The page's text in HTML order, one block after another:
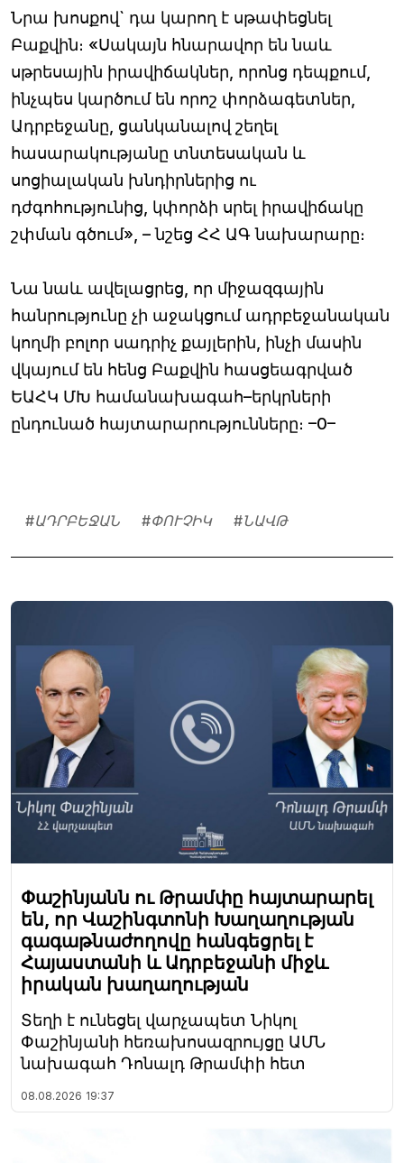
Նրա խոսքով` դա կարող է սթափեցնել
Բաքվին։ «Սակայն հնարավոր են նաև
սթրեսային իրավիճակներ, որոնց դեպքում,
ինչպես կարծում են որոշ փորձագետներ,
Ադրբեջանը, ցանկանալով շեղել
հասարակությանը տնտեսական և
սոցիալական խնդիրներից ու
դժգոհությունից, կփորձի սրել իրավիճակը
շփման գծում», – նշեց ՀՀ ԱԳ նախարարը։
Նա նաև ավելացրեց, որ միջազգային
հանրությունը չի աջակցում ադրբեջանական
կողմի բոլոր սադրիչ քայլերին, ինչի մասին
վկայում են հենց Բաքվին հասցեագրված
ԵԱՀԿ ՄԽ համանախագահ–երկրների
ընդունած հայտարարությունները։ –0–
#ԱԴՐԲԵՋԱՆ #ՓՈՒՉԻԿ #ՆԱՎԹ
Փաշինյանն ու Թրամփը հայտարարել
են, որ Վաշինգտոնի Խաղաղության
գագաթնաժողովը հանգեցրել է
Հայաստանի և Ադրբեջանի միջև
իրական խաղաղության
Տեղի է ունեցել վարչապետ Նիկոլ
Փաշինյանի հեռախոսազրույցը ԱՄՆ
նախագահ Դոնալդ Թրամփի հետ
08.08.2026 19:37